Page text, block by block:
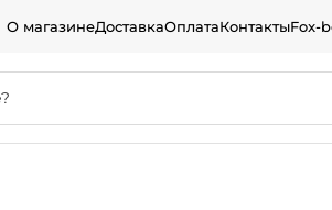
О магазинеДоставкаОплатаКонтактыFox-